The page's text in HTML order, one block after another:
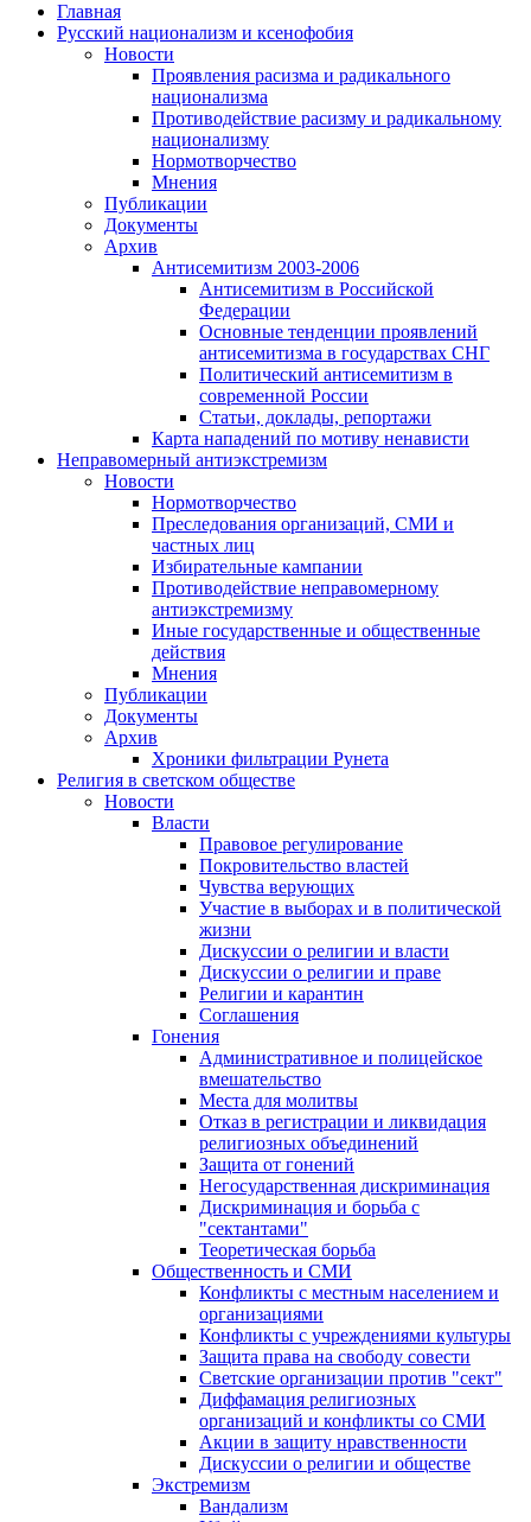
Главная
Русский национализм и ксенофобия
Новости
Проявления расизма и радикального
национализма
Противодействие расизму и радикальному
национализму
Нормотворчество
Мнения
Публикации
Документы
Архив
Антисемитизм 2003-2006
Антисемитизм в Российской
Федерации
Основные тенденции проявлений
антисемитизма в государствах СНГ
Политический антисемитизм в
современной России
Статьи, доклады, репортажи
Карта нападений по мотиву ненависти
Неправомерный антиэкстремизм
Новости
Нормотворчество
Преследования организаций, СМИ и
частных лиц
Избирательные кампании
Противодействие неправомерному
антиэкстремизму
Иные государственные и общественные
действия
Мнения
Публикации
Документы
Архив
Хроники фильтрации Рунета
Религия в светском обществе
Новости
Власти
Правовое регулирование
Покровительство властей
Чувства верующих
Участие в выборах и в политической
жизни
Дискуссии о религии и власти
Дискуссии о религии и праве
Религии и карантин
Соглашения
Гонения
Административное и полицейское
вмешательство
Места для молитвы
Отказ в регистрации и ликвидация
религиозных объединений
Защита от гонений
Негосударственная дискриминация
Дискриминация и борьба с
"сектантами"
Теоретическая борьба
Общественность и СМИ
Конфликты с местным населением и
организациями
Конфликты с учреждениями культуры
Защита права на свободу совести
Светские организации против "сект"
Диффамация религиозных
организаций и конфликты со СМИ
Акции в защиту нравственности
Дискуссии о религии и обществе
Экстремизм
Вандализм